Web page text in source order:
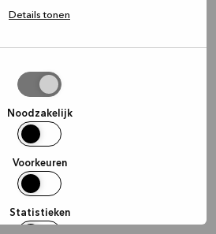
Details tonen
Noodzakelijk
Voorkeuren
Statistieken